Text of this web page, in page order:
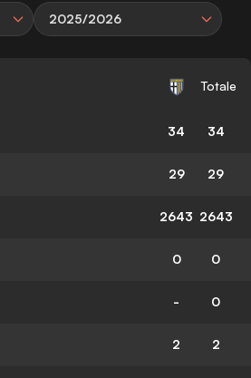
2025/2026
Totale
34 34
29 29
2643 2643
0 0
- 0
2 2